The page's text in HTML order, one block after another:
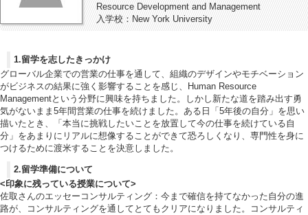
Resource Development and Management
入学校：New York University
1.留学を志したきっかけ
グローバル企業での営業の仕事を通して、組織のデザインやモチベーション
がビジネスの結果に強く影響することを感じ、Human Resource
Managementという分野に興味を持ちました。しかし新たな道を踏み出す勇
気がないまま5年間営業の仕事を続けました。ある日「5年後の自分」を思い
描いたとき、「本当に挑戦したいことを放置して今の仕事を続けている自
分」をあまりにリアルに想像することができて恐ろしくなり、専門性を身に
つけるために渡米することを決意しました。
2.留学準備について
<印象に残っている授業について>
佐取さんのエッセーコンサルティング：今まで確信を持てなかった自分の進
路が、コンサルティングを通してとてもクリアになりました。コンサルティ